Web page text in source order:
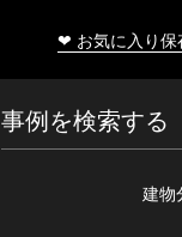
❤ お気に入り保
事例を検索する
建物